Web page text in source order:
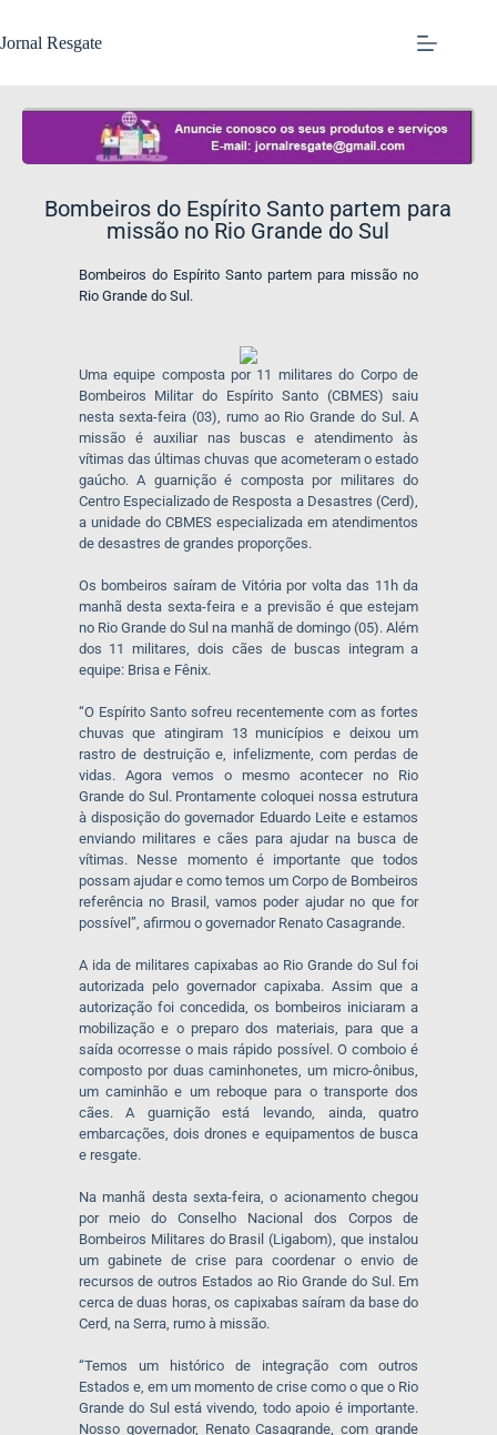
Jornal Resgate
Bombeiros do Espírito Santo partem para
missão no Rio Grande do Sul
Bombeiros do Espírito Santo partem para missão no
Rio Grande do Sul.
Uma equipe composta por 11 militares do Corpo de
Bombeiros Militar do Espírito Santo (CBMES) saiu
nesta sexta-feira (03), rumo ao Rio Grande do Sul. A
missão é auxiliar nas buscas e atendimento às
vítimas das últimas chuvas que acometeram o estado
gaúcho. A guarnição é composta por militares do
Centro Especializado de Resposta a Desastres (Cerd),
a unidade do CBMES especializada em atendimentos
de desastres de grandes proporções.
Os bombeiros saíram de Vitória por volta das 11h da
manhã desta sexta-feira e a previsão é que estejam
no Rio Grande do Sul na manhã de domingo (05). Além
dos 11 militares, dois cães de buscas integram a
equipe: Brisa e Fênix.
“O Espírito Santo sofreu recentemente com as fortes
chuvas que atingiram 13 municípios e deixou um
rastro de destruição e, infelizmente, com perdas de
vidas. Agora vemos o mesmo acontecer no Rio
Grande do Sul. Prontamente coloquei nossa estrutura
à disposição do governador Eduardo Leite e estamos
enviando militares e cães para ajudar na busca de
vítimas. Nesse momento é importante que todos
possam ajudar e como temos um Corpo de Bombeiros
referência no Brasil, vamos poder ajudar no que for
possível”, afirmou o governador Renato Casagrande.
A ida de militares capixabas ao Rio Grande do Sul foi
autorizada pelo governador capixaba. Assim que a
autorização foi concedida, os bombeiros iniciaram a
mobilização e o preparo dos materiais, para que a
saída ocorresse o mais rápido possível. O comboio é
composto por duas caminhonetes, um micro-ônibus,
um caminhão e um reboque para o transporte dos
cães. A guarnição está levando, ainda, quatro
embarcações, dois drones e equipamentos de busca
e resgate.
Na manhã desta sexta-feira, o acionamento chegou
por meio do Conselho Nacional dos Corpos de
Bombeiros Militares do Brasil (Ligabom), que instalou
um gabinete de crise para coordenar o envio de
recursos de outros Estados ao Rio Grande do Sul. Em
cerca de duas horas, os capixabas saíram da base do
Cerd, na Serra, rumo à missão.
“Temos um histórico de integração com outros
Estados e, em um momento de crise como o que o Rio
Grande do Sul está vivendo, todo apoio é importante.
Nosso governador, Renato Casagrande, com grande